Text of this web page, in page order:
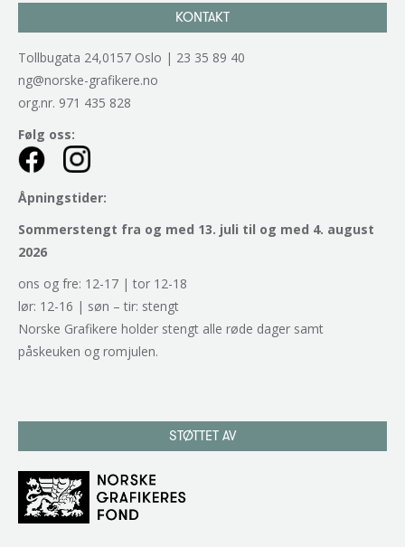
KONTAKT
Tollbugata 24,0157 Oslo | 23 35 89 40
ng@norske-grafikere.no
org.nr. 971 435 828
Følg oss:
Åpningstider:
Sommerstengt fra og med 13. juli til og med 4. august
2026
ons og fre: 12-17 | tor 12-18
lør: 12-16 | søn – tir: stengt
Norske Grafikere holder stengt alle røde dager samt
påskeuken og romjulen.
STØTTET AV